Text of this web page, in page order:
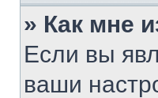
» Как мне
Если вы
ваши